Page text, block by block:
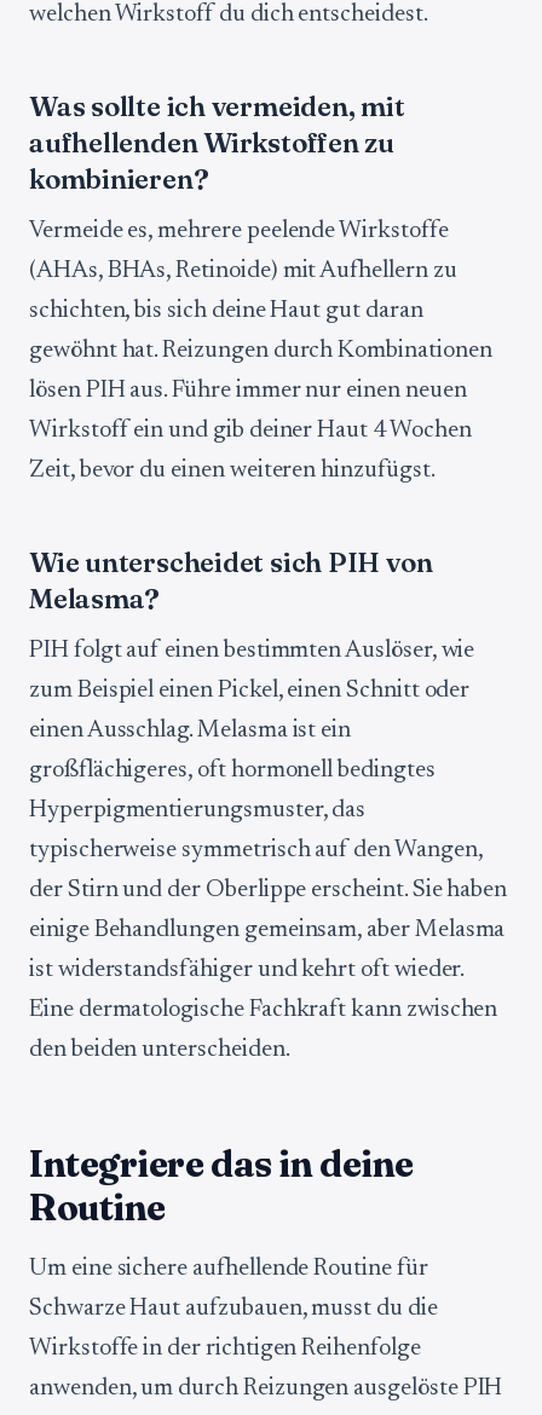
welchen Wirkstoff du dich entscheidest.
Was sollte ich vermeiden, mit
aufhellenden Wirkstoffen zu
kombinieren?
Vermeide es, mehrere peelende Wirkstoffe
(AHAs, BHAs, Retinoide) mit Aufhellern zu
schichten, bis sich deine Haut gut daran
gewöhnt hat. Reizungen durch Kombinationen
lösen PIH aus. Führe immer nur einen neuen
Wirkstoff ein und gib deiner Haut 4 Wochen
Zeit, bevor du einen weiteren hinzufügst.
Wie unterscheidet sich PIH von
Melasma?
PIH folgt auf einen bestimmten Auslöser, wie
zum Beispiel einen Pickel, einen Schnitt oder
einen Ausschlag. Melasma ist ein
großflächigeres, oft hormonell bedingtes
Hyperpigmentierungsmuster, das
typischerweise symmetrisch auf den Wangen,
der Stirn und der Oberlippe erscheint. Sie haben
einige Behandlungen gemeinsam, aber Melasma
ist widerstandsfähiger und kehrt oft wieder.
Eine dermatologische Fachkraft kann zwischen
den beiden unterscheiden.
Integriere das in deine
Routine
Um eine sichere aufhellende Routine für
Schwarze Haut aufzubauen, musst du die
Wirkstoffe in der richtigen Reihenfolge
anwenden, um durch Reizungen ausgelöste PIH